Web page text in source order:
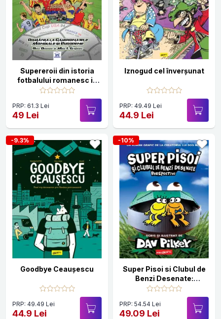
Supereroii din istoria
fotbalului romanesc in
benzi desenate
PRP: 61.3 Lei
49 Lei
Iznogud cel înverșunat
PRP: 49.49 Lei
44.9 Lei
-9.3%
Goodbye Ceaușescu
PRP: 49.49 Lei
44.9 Lei
-10%
Super Pisoi si Clubul de
Benzi Desenate:
Perspective. Seria
Super Pisoi Vol.2
PRP: 54.54 Lei
49.09 Lei